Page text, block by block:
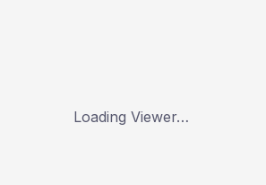
Loading Viewer…